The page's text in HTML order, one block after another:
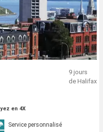
9 jours
de Halifax
en 4X
Service personnalisé